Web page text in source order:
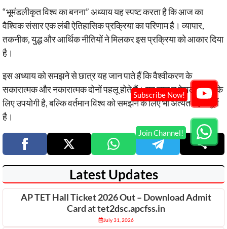
“भूमंडलीकृत विश्व का बनना” अध्याय यह स्पष्ट करता है कि आज का
वैश्विक संसार एक लंबी ऐतिहासिक प्रक्रिया का परिणाम है। व्यापार,
तकनीक, युद्ध और आर्थिक नीतियों ने मिलकर इस प्रक्रिया को आकार दिया
है।
इस अध्याय को समझने से छात्र यह जान पाते हैं कि वैश्वीकरण के
सकारात्मक और नकारात्मक दोनों पहलू होते हैं। यह ज्ञान न केवल परीक्षा के
लिए उपयोगी है, बल्कि वर्तमान विश्व को समझने के लिए भी अत्यंत महत्वपूर्ण
है।
Latest Updates
AP TET Hall Ticket 2026 Out – Download Admit
Card at tet2dsc.apcfss.in
July 31, 2026